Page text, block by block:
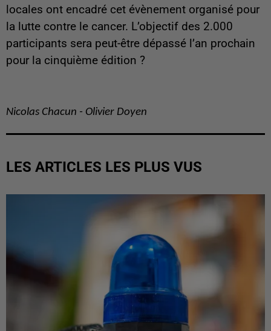
locales ont encadré cet évènement organisé pour
la lutte contre le cancer. L’objectif des 2.000
participants sera peut-être dépassé l’an prochain
pour la cinquième édition ?
Nicolas Chacun - Olivier Doyen
LES ARTICLES LES PLUS VUS